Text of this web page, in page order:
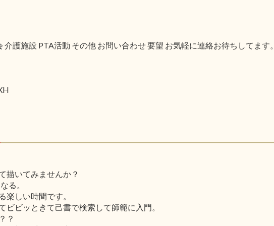
介護施設 PTA活動 その他 お問い合わせ 要望 お気軽に連絡お待ちしてます
いてみませんか？
る。
しい時間です。
ビビッときて己書で検索して師範に入門。
？